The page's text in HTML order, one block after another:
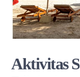
Aktivitas